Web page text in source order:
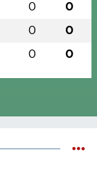
0 0
0 0
0 0